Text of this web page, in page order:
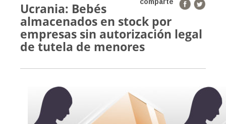
Ucrania: Bebés
almacenados en stock por
empresas sin autorización legal
de tutela de menores